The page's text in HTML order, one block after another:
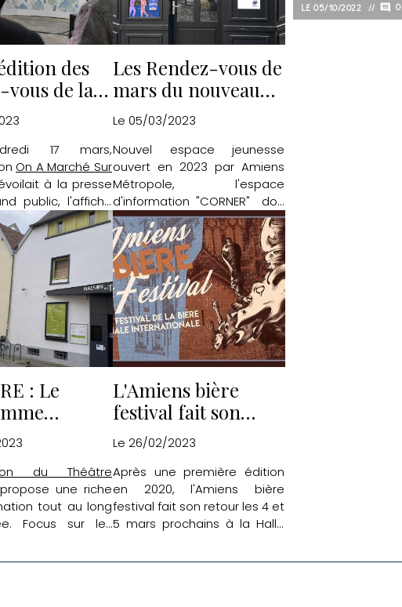
LE 05/10/2022 0
des
vous de la
se
17 mars,
On A Marché Sur
à la presse
public, l'affiche
rendez-vous de la
qui auront lieu
à la Halle
Les Rendez-vous de
mars du nouveau
tiers lieu jeunesse
"CORNER"
Le 05/03/2023
Nouvel espace jeunesse
ouvert en 2023 par Amiens
Métropole, l'espace
d'information "CORNER" doit
permettre aux jeunes de
trouver les réponses à leurs
demandes, mais se
positionne également
comme un espace de co-
construction et de partage.
Découvrez le programme
complet du mois de mars.
: Le
mars
du Théâtre
propose une riche
tout au long
Focus sur les
de mars.
L'Amiens bière
festival fait son
retour
Le 26/02/2023
Après une première édition
en 2020, l'Amiens bière
festival fait son retour les 4 et
5 mars prochains à la Halle